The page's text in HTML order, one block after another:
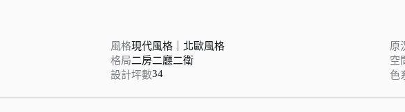
風格現代風格｜北歐風格
格局二房二廳二衛
設計坪數34
原
空
色